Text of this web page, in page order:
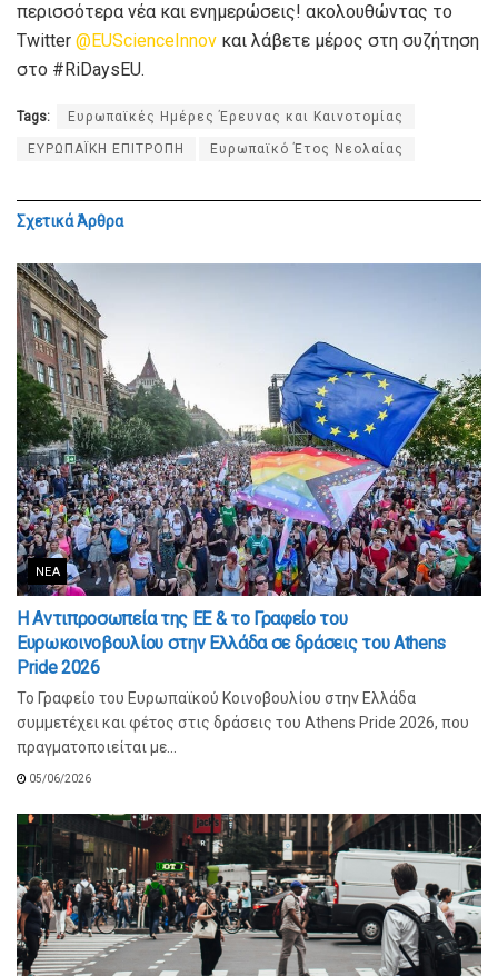
περισσότερα νέα και ενημερώσεις! ακολουθώντας το
Twitter @EUScienceInnov και λάβετε μέρος στη συζήτηση
στο #RiDaysEU.
Tags: Ευρωπαϊκές Ημέρες Έρευνας και Καινοτομίας
ΕΥΡΩΠΑΪΚΗ ΕΠΙΤΡΟΠΗ Ευρωπαϊκό Έτος Νεολαίας
ΣχετικάΆρθρα
ΝΈΑ
Η Αντιπροσωπεία της ΕΕ & το Γραφείο του
Ευρωκοινοβουλίου στην Ελλάδα σε δράσεις του Athens
Pride 2026
Το Γραφείο του Ευρωπαϊκού Κοινοβουλίου στην Ελλάδα
συμμετέχει και φέτος στις δράσεις του Athens Pride 2026, που
πραγματοποιείται με...
05/06/2026